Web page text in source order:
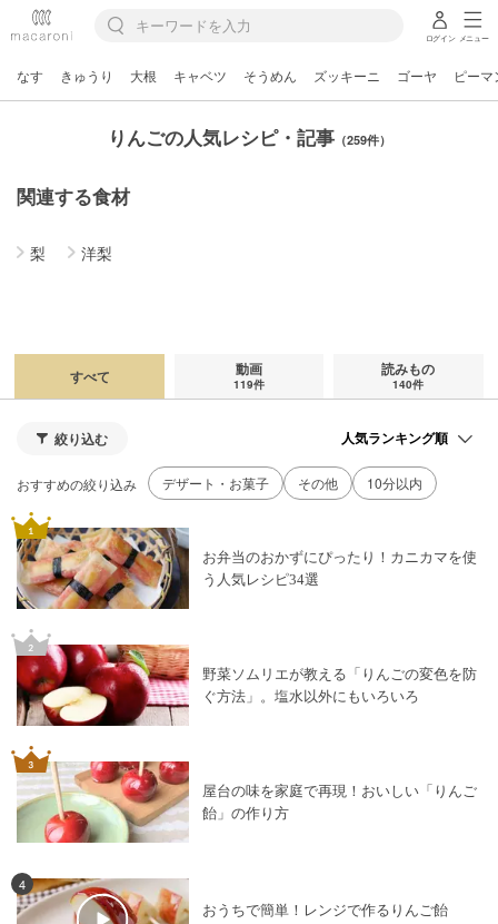
ログイン メニュー
なす きゅうり 大根 キャベツ そうめん ズッキーニ ゴーヤ ピーマ
りんごの人気レシピ・記事（259件）
関連する食材
梨 洋梨
すべて 動画
119件
読みもの
140件
絞り込む
おすすめの絞り込み デザート・お菓子 その他 10分以内
お弁当のおかずにぴったり！カニカマを使
う人気レシピ34選
野菜ソムリエが教える「りんごの変色を防
ぐ方法」。塩水以外にもいろいろ
屋台の味を家庭で再現！おいしい「りんご
飴」の作り方
4
おうちで簡単！レンジで作るりんご飴